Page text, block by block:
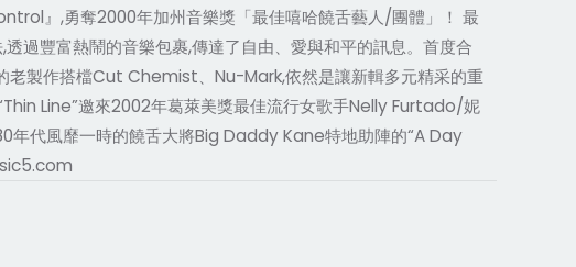
』,勇奪2000年加州音樂獎「最佳嘻哈饒舌藝人/團體」！ 最
過豐富熱鬧的音樂包裹,傳達了自由、愛與和平的訊息。首度合
製作搭檔Cut Chemist、Nu-Mark,依然是讓新輯多元精采的重
Line”邀來2002年葛萊美獎最佳流行女歌手Nelly Furtado/妮
年代風靡一時的饒舌大將Big Daddy Kane特地助陣的“A Day